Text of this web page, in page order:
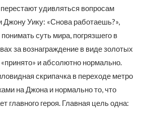
удивляться вопросам
Джону Уику: «Снова работаешь?»,
суть мира, погрязшего в
за вознаграждение в виде золотых
и абсолютно нормально.
скрипачка в переходе метро
на Джона и нормально то, что
главного героя. Главная цель одна: